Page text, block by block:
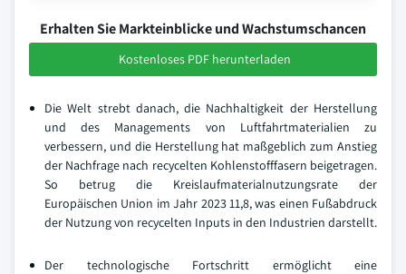
Erhalten Sie Markteinblicke und Wachstumschancen
Kostenloses PDF herunterladen
Die Welt strebt danach, die Nachhaltigkeit der Herstellung
und des Managements von Luftfahrtmaterialien zu
verbessern, und die Herstellung hat maßgeblich zum Anstieg
der Nachfrage nach recycelten Kohlenstofffasern beigetragen.
So betrug die Kreislaufmaterialnutzungsrate der
Europäischen Union im Jahr 2023 11,8, was einen Fußabdruck
der Nutzung von recycelten Inputs in den Industrien darstellt.
Der technologische Fortschritt ermöglicht eine